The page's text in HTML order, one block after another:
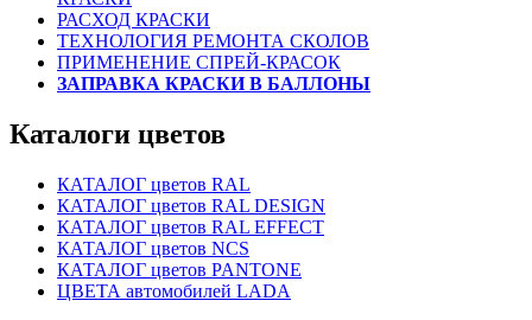
РАСХОД КРАСКИ
ТЕХНОЛОГИЯ РЕМОНТА СКОЛОВ
ПРИМЕНЕНИЕ СПРЕЙ-КРАСОК
ЗАПРАВКА КРАСКИ В БАЛЛОНЫ
Каталоги цветов
КАТАЛОГ цветов RAL
КАТАЛОГ цветов RAL DESIGN
КАТАЛОГ цветов RAL EFFECT
КАТАЛОГ цветов NCS
КАТАЛОГ цветов PANTONE
ЦВЕТА автомобилей LADA